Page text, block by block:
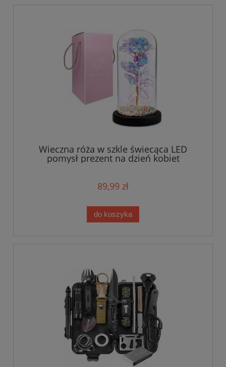
Wieczna róża w szkle świecąca LED
pomysł prezent na dzień kobiet
89,99 zł
do koszyka